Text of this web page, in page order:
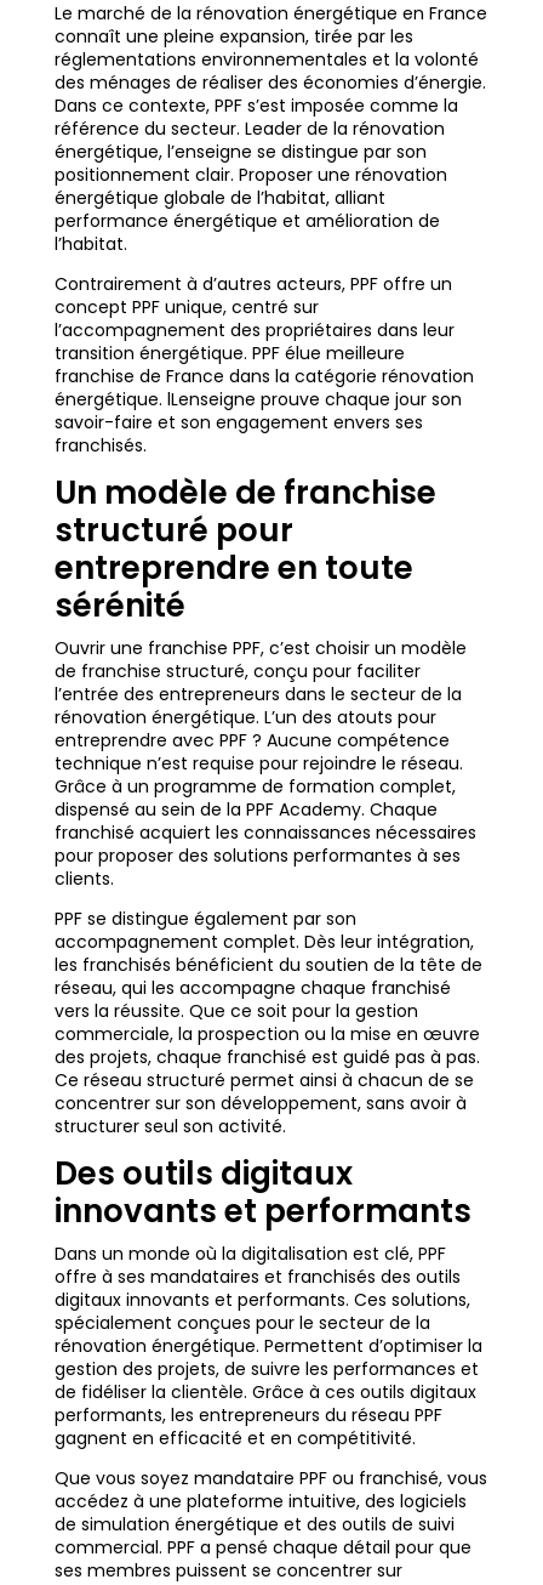
Le marché de la rénovation énergétique en France
connaît une pleine expansion, tirée par les
réglementations environnementales et la volonté
des ménages de réaliser des économies d’énergie.
Dans ce contexte, PPF s’est imposée comme la
référence du secteur. Leader de la rénovation
énergétique, l’enseigne se distingue par son
positionnement clair. Proposer une rénovation
énergétique globale de l’habitat, alliant
performance énergétique et amélioration de
l’habitat.
Contrairement à d’autres acteurs, PPF offre un
concept PPF unique, centré sur
l’accompagnement des propriétaires dans leur
transition énergétique. PPF élue meilleure
franchise de France dans la catégorie rénovation
énergétique. lLenseigne prouve chaque jour son
savoir-faire et son engagement envers ses
franchisés.
Un modèle de franchise
structuré pour
entreprendre en toute
sérénité
Ouvrir une franchise PPF, c’est choisir un modèle
de franchise structuré, conçu pour faciliter
l’entrée des entrepreneurs dans le secteur de la
rénovation énergétique. L’un des atouts pour
entreprendre avec PPF ? Aucune compétence
technique n’est requise pour rejoindre le réseau.
Grâce à un programme de formation complet,
dispensé au sein de la PPF Academy. Chaque
franchisé acquiert les connaissances nécessaires
pour proposer des solutions performantes à ses
clients.
PPF se distingue également par son
accompagnement complet. Dès leur intégration,
les franchisés bénéficient du soutien de la tête de
réseau, qui les accompagne chaque franchisé
vers la réussite. Que ce soit pour la gestion
commerciale, la prospection ou la mise en œuvre
des projets, chaque franchisé est guidé pas à pas.
Ce réseau structuré permet ainsi à chacun de se
concentrer sur son développement, sans avoir à
structurer seul son activité.
Des outils digitaux
innovants et performants
Dans un monde où la digitalisation est clé, PPF
offre à ses mandataires et franchisés des outils
digitaux innovants et performants. Ces solutions,
spécialement conçues pour le secteur de la
rénovation énergétique. Permettent d’optimiser la
gestion des projets, de suivre les performances et
de fidéliser la clientèle. Grâce à ces outils digitaux
performants, les entrepreneurs du réseau PPF
gagnent en efficacité et en compétitivité.
Que vous soyez mandataire PPF ou franchisé, vous
accédez à une plateforme intuitive, des logiciels
de simulation énergétique et des outils de suivi
commercial. PPF a pensé chaque détail pour que
ses membres puissent se concentrer sur